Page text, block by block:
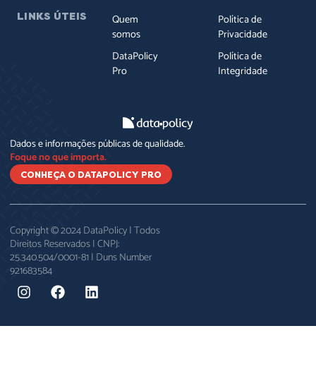
LINKS ÚTEIS
Quem
somos
DataPolicy
Pro
Política de
Privacidade
Política de
Integridade
Dados e informações públicas de qualidade.
Foque no que importa.
CONHEÇA O DATAPOLICY PRO
Copyright © 2024 DataPolicy | Todos
Direitos Reservados | CNPJ:
25.340.504/0001-81 | Duns Number
921683584